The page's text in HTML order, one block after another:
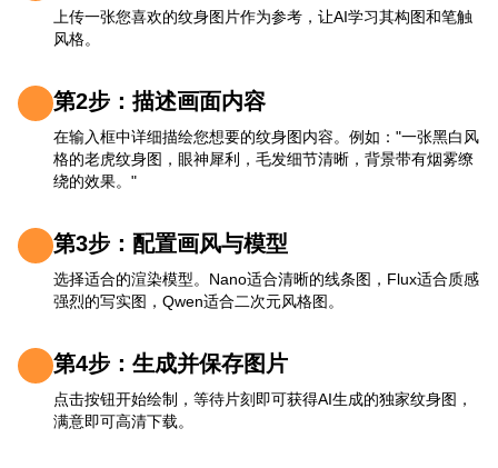
上传一张您喜欢的纹身图片作为参考，让AI学习其构图和笔触
风格。
第2步：描述画面内容
在输入框中详细描绘您想要的纹身图内容。例如："一张黑白风
格的老虎纹身图，眼神犀利，毛发细节清晰，背景带有烟雾缭
绕的效果。"
第3步：配置画风与模型
选择适合的渲染模型。Nano适合清晰的线条图，Flux适合质感
强烈的写实图，Qwen适合二次元风格图。
第4步：生成并保存图片
点击按钮开始绘制，等待片刻即可获得AI生成的独家纹身图，
满意即可高清下载。